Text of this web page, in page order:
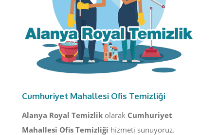
Cumhuriyet Mahallesi Ofis Temizliği
Alanya Royal Temizlik olarak Cumhuriyet
Mahallesi Ofis Temizliği hizmeti sunuyoruz.